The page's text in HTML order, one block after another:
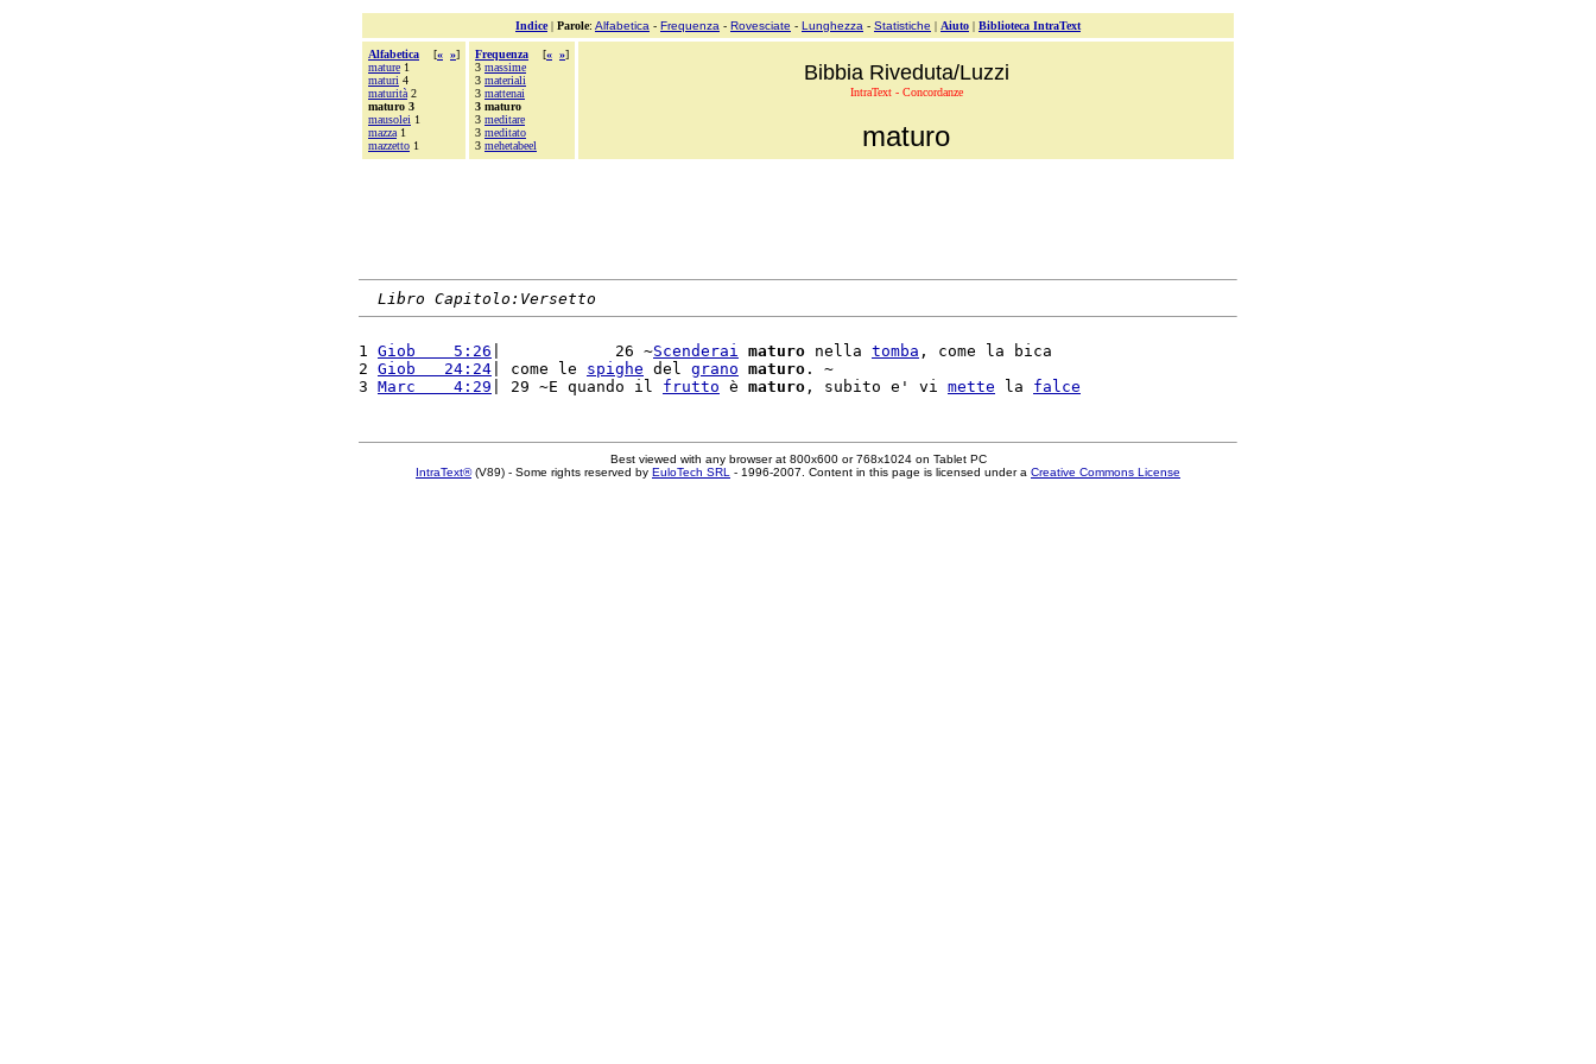
Indice| Parole: Alfabetica - Frequenza - Rovesciate - Lunghezza - Statistiche | Aiuto | Biblioteca IntraText
Alfabetica [« »]
mature 1
maturi 4
maturità 2
maturo 3
mausolei 1
mazza 1
mazzetto 1
Frequenza [« »]
3 massime
3 materiali
3 mattenai
3 maturo
3 meditare
3 meditato
3 mehetabeel
Bibbia Riveduta/Luzzi
IntraText - Concordanze
maturo
Libro Capitolo:Versetto
1 Giob    5:26 |            26 ~Scenderai maturo nella tomba , come la bica
2 Giob   24:24 | come le spighe del grano maturo . ~
3 Marc    4:29 | 29 ~E quando il frutto è maturo , subito e' vi mette la falce
Best viewed with any browser at 800x600 or 768x1024 on Tablet PC
IntraText®(V89) - Some rights reserved by EuloTech SRL - 1996-2007. Content in this page is licensed under a Creative Commons License